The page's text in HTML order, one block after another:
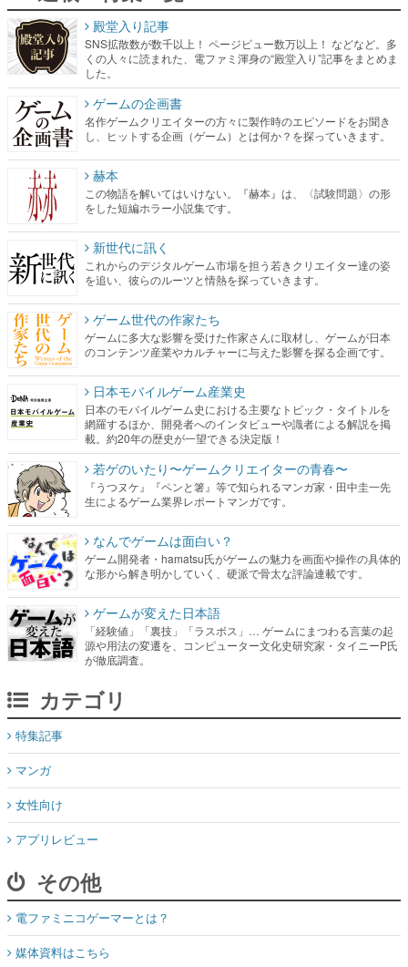
殿堂入り記事
SNS拡散数が数千以上！ ページビュー数万以上！ などなど。多
くの人々に読まれた、電ファミ渾身の“殿堂入り”記事をまとめま
した。
ゲームの企画書
名作ゲームクリエイターの方々に製作時のエピソードをお聞き
し、ヒットする企画（ゲーム）とは何か？を探っていきます。
赫本
この物語を解いてはいけない。『赫本』は、〈試験問題〉の形
をした短編ホラー小説集です。
新世代に訊く
これからのデジタルゲーム市場を担う若きクリエイター達の姿
を追い、彼らのルーツと情熱を探っていきます。
ゲーム世代の作家たち
ゲームに多大な影響を受けた作家さんに取材し、ゲームが日本
のコンテンツ産業やカルチャーに与えた影響を探る企画です。
日本モバイルゲーム産業史
日本のモバイルゲーム史における主要なトピック・タイトルを
網羅するほか、開発者へのインタビューや識者による解説を掲
載。約20年の歴史が一望できる決定版！
若ゲのいたり〜ゲームクリエイターの青春〜
『うつヌケ』『ペンと箸』等で知られるマンガ家・田中圭一先
生によるゲーム業界レポートマンガです。
なんでゲームは面白い？
ゲーム開発者・hamatsu氏がゲームの魅力を画面や操作の具体的
な形から解き明かしていく、硬派で骨太な評論連載です。
ゲームが変えた日本語
「経験値」「裏技」「ラスボス」… ゲームにまつわる言葉の起
源や用法の変遷を、コンピューター文化史研究家・タイニーP氏
が徹底調査。
カテゴリ
特集記事
マンガ
女性向け
アプリレビュー
その他
電ファミニコゲーマーとは？
媒体資料はこちら